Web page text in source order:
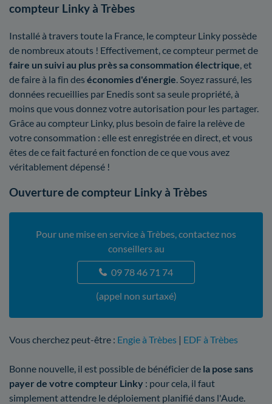
compteur Linky à Trèbes
Installé à travers toute la France, le compteur Linky possède
de nombreux atouts ! Effectivement, ce compteur permet de
faire un suivi au plus près sa consommation électrique , et
de faire à la fin des économies d'énergie . Soyez rassuré, les
données recueillies par Enedis sont sa seule propriété, à
moins que vous donnez votre autorisation pour les partager.
Grâce au compteur Linky, plus besoin de faire la relève de
votre consommation : elle est enregistrée en direct, et vous
êtes de ce fait facturé en fonction de ce que vous avez
véritablement dépensé !
Ouverture de compteur Linky à Trèbes
Pour une mise en service à Trèbes, contactez nos
conseillers au
09 78 46 71 74
(appel non surtaxé)
Vous cherchez peut-être : Engie à Trèbes | EDF à Trèbes
Bonne nouvelle, il est possible de bénéficier de la pose sans
payer de votre compteur Linky : pour cela, il faut
simplement attendre le déploiement planifié dans l'Aude.